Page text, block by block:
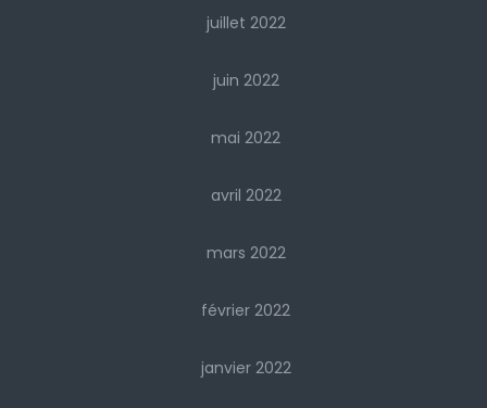
juillet 2022
juin 2022
mai 2022
avril 2022
mars 2022
février 2022
janvier 2022